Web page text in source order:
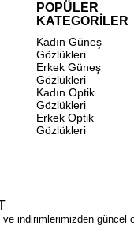
POPÜLER
KATEGORİLER
Kadın Güneş
Gözlükleri
Erkek Güneş
Gözlükleri
Kadın Optik
Gözlükleri
Erkek Optik
Gözlükleri
ve indirimlerimizden güncel